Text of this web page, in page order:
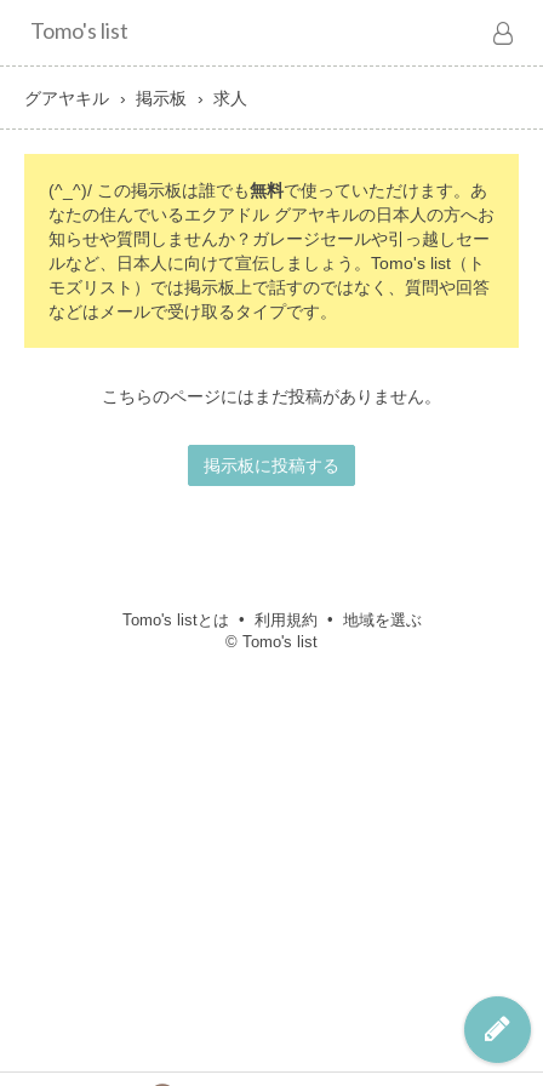
Tomo's list
グアヤキル 掲示板 求人
(^_^)/ この掲示板は誰でも無料で使っていただけます。あ
なたの住んでいるエクアドル グアヤキルの日本人の方へお
知らせや質問しませんか？ガレージセールや引っ越しセー
ルなど、日本人に向けて宣伝しましょう。Tomo's list（ト
モズリスト）では掲示板上で話すのではなく、質問や回答
などはメールで受け取るタイプです。
こちらのページにはまだ投稿がありません。
掲示板に投稿する
Tomo's listとは 利用規約
地域を選ぶ
© Tomo's list